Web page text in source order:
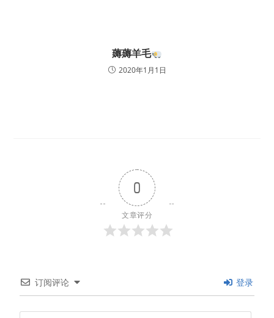
薅薅羊毛
2020年1月1日
0
文章评分
订阅评论 登录